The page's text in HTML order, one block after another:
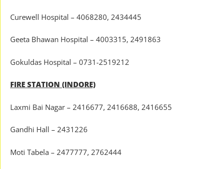
Curewell Hospital – 4068280, 2434445
Geeta Bhawan Hospital – 4003315, 2491863
Gokuldas Hospital – 0731-2519212
FIRE STATION (INDORE)
Laxmi Bai Nagar – 2416677, 2416688, 2416655
Gandhi Hall – 2431226
Moti Tabela – 2477777, 2762444